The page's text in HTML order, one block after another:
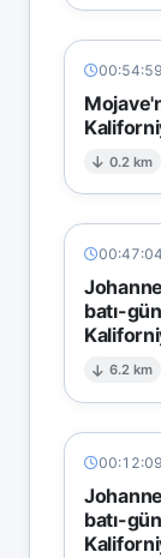
00:54:59
0.2 km
00:47:04
batı-
6.2 km
00:12:09
batı-